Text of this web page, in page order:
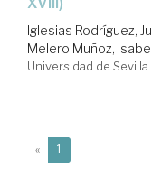
Iglesias Rodríguez,
Melero Muñoz,
Universidad de
« 1